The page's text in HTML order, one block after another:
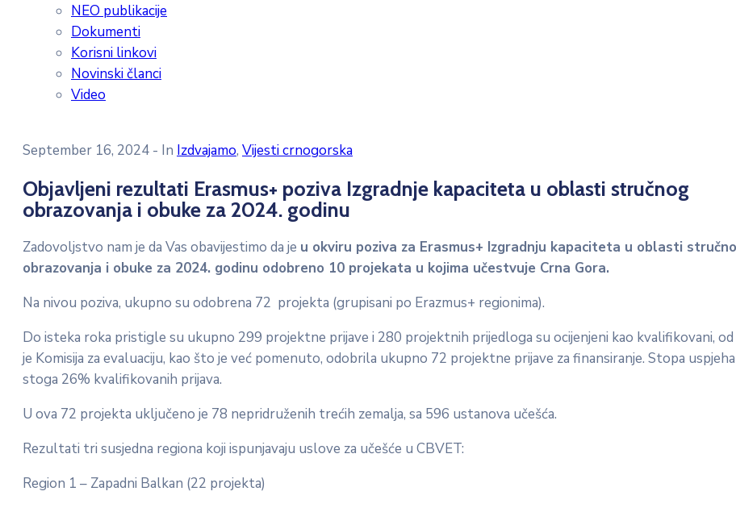
NEO publikacije
Dokumenti
Korisni linkovi
Novinski članci
Video
September 16, 2024 - In Izdvajamo‚ Vijesti crnogorska
Objavljeni rezultati Erasmus+ poziva Izgradnje kapaciteta u oblasti stručnog
obrazovanja i obuke za 2024. godinu
Zadovoljstvo nam je da Vas obavijestimo da je u okviru poziva za Erasmus+ Izgradnju kapaciteta u oblasti
obrazovanja i obuke za 2024. godinu odobreno 10 projekata u kojima učestvuje Crna Gora.
Na nivou poziva, ukupno su odobrena 72 projekta (grupisani po Erazmus+ regionima).
Do isteka roka pristigle su ukupno 299 projektne prijave i 280 projektnih prijedloga su ocijenjeni kao kvalifikovani, od
je Komisija za evaluaciju, kao što je već pomenuto, odobrila ukupno 72 projektne prijave za finansiranje. Stopa
stoga 26% kvalifikovanih prijava.
U ova 72 projekta uključeno je 78 nepridruženih trećih zemalja, sa 596 ustanova učešća.
Rezultati tri susjedna regiona koji ispunjavaju uslove za učešće u CBVET:
Region 1 – Zapadni Balkan (22 projekta)